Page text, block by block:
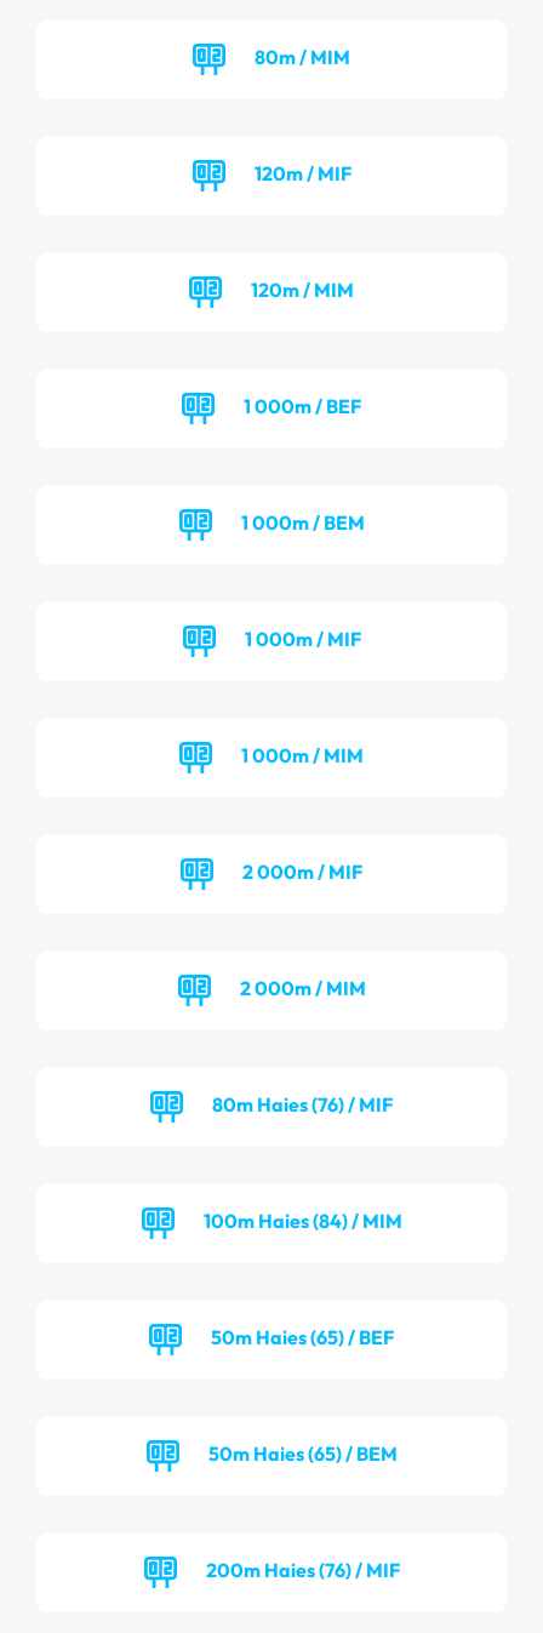
80m / MIM
120m / MIF
120m / MIM
1 000m / BEF
1 000m / BEM
1 000m / MIF
1 000m / MIM
2 000m / MIF
2 000m / MIM
80m Haies (76) / MIF
100m Haies (84) / MIM
50m Haies (65) / BEF
50m Haies (65) / BEM
200m Haies (76) / MIF